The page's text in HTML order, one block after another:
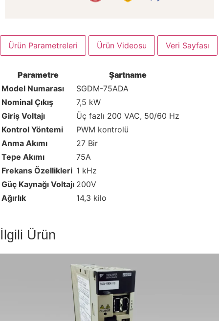
Ürün Parametreleri Ürün Videosu Veri Sayfası
Parametre
Şartname
Model Numarası
SGDM-75ADA
Nominal Çıkış
7,5 kW
Giriş Voltajı
Üç fazlı 200 VAC, 50/60 Hz
Kontrol Yöntemi
PWM kontrolü
Anma Akımı
27 Bir
Tepe Akımı
75A
Frekans Özellikleri 1 kHz
Güç Kaynağı Voltajı 200V
Ağırlık
14,3 kilo
İlgili Ürün